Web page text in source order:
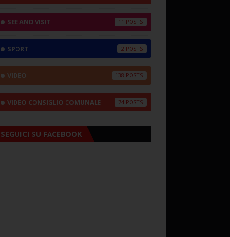
SEE AND VISIT 11
SPORT 2
VIDEO 138
VIDEO CONSIGLIO COMUNALE 74
SEGUICI SU FACEBOOK